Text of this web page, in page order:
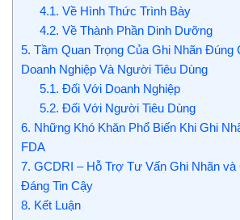
4.1. Về Hình Thức Trình Bày
4.2. Về Thành Phần Dinh Dưỡng
5. Tầm Quan Trọng Của Ghi Nhãn Đúng
Doanh Nghiệp Và Người Tiêu Dùng
5.1. Đối Với Doanh Nghiệp
5.2. Đối Với Người Tiêu Dùng
6. Những Khó Khăn Phổ Biến Khi Ghi
FDA
7. GCDRI – Hỗ Trợ Tư Vấn Ghi Nhãn và
Đáng Tin Cậy
8. Kết Luận